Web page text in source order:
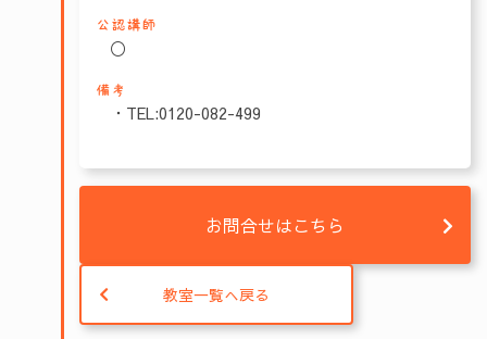
公認講師
〇
備考
・TEL:0120-082-499
お問合せはこちら
教室一覧へ戻る